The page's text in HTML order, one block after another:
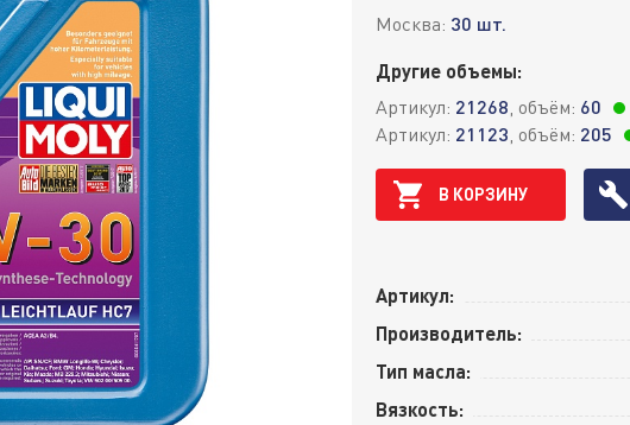
Москва: 30 шт.
Другие объемы:
Артикул: 21268 , объём: 60
Артикул: 21123 , объём: 205
В КОРЗИНУ
Артикул:
Производитель:
Тип масла:
Вязкость: